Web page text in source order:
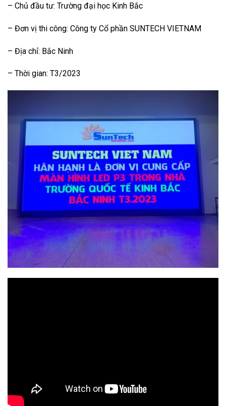
– Chủ đầu tư: Trường đại học Kinh Bắc
– Đơn vị thi công: Công ty Cổ phần SUNTECH VIETNAM
– Địa chỉ: Bắc Ninh
– Thời gian: T3/2023